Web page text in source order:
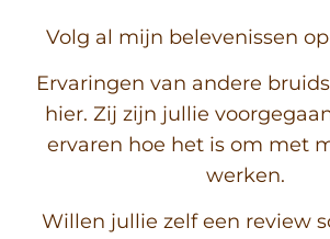
Volg al mijn belevenissen op
Ervaringen van andere
hier. Zij zijn jullie
ervaren hoe het is om met
werken.
Willen jullie zelf een review